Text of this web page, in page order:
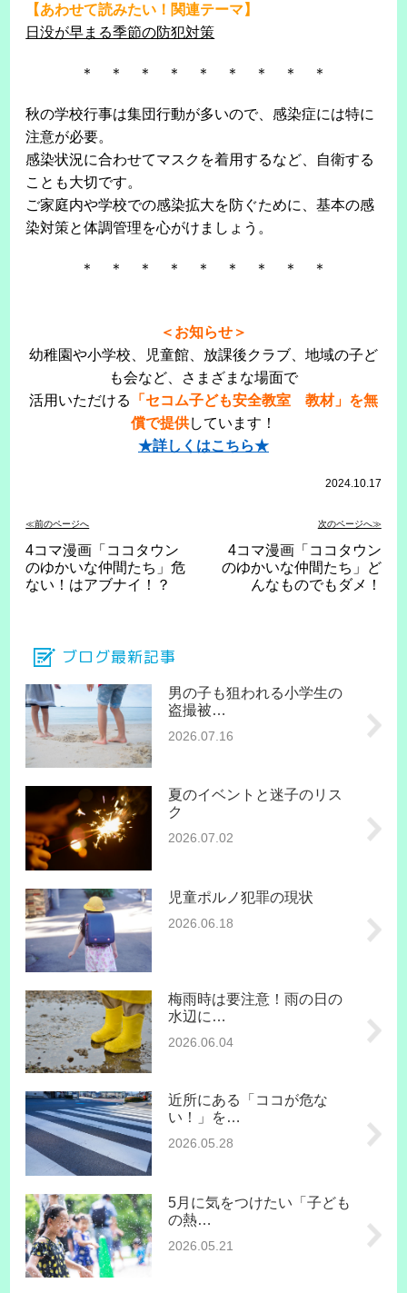
【あわせて読みたい！関連テーマ】
日没が早まる季節の防犯対策
＊ ＊ ＊ ＊ ＊ ＊ ＊ ＊ ＊
秋の学校行事は集団行動が多いので、感染症には特に
注意が必要。
感染状況に合わせてマスクを着用するなど、自衛する
ことも大切です。
ご家庭内や学校での感染拡大を防ぐために、基本の感
染対策と体調管理を心がけましょう。
＊ ＊ ＊ ＊ ＊ ＊ ＊ ＊ ＊
＜お知らせ＞
幼稚園や小学校、児童館、放課後クラブ、地域の子ど
も会など、さまざまな場面で
活用いただける
「セコム子ども安全教室 教材」を無
償で提供しています！
★詳しくはこちら★
2024.10.17
≪前のページへ 次のページへ≫
4コマ漫画「ココタウン
のゆかいな仲間たち」危
ない！はアブナイ！？
4コマ漫画「ココタウン
のゆかいな仲間たち」ど
んなものでもダメ！
ブログ最新記事
男の子も狙われる小学生の
盗撮被…
2026.07.16
夏のイベントと迷子のリス
ク
2026.07.02
児童ポルノ犯罪の現状
2026.06.18
梅雨時は要注意！雨の日の
水辺に…
2026.06.04
近所にある「ココが危な
い！」を…
2026.05.28
5月に気をつけたい「子ども
の熱…
2026.05.21